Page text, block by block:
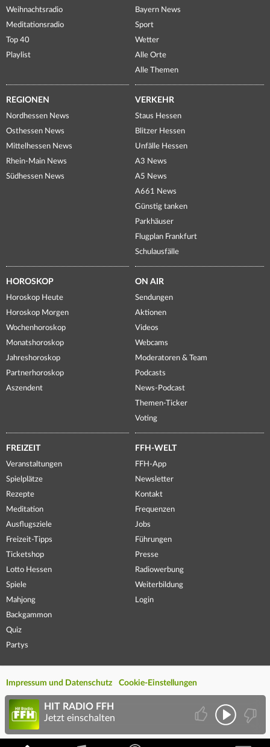
Weihnachtsradio
Meditationsradio
Top 40
Playlist
Bayern News
Sport
Wetter
Alle Orte
Alle Themen
REGIONEN
Nordhessen News
Osthessen News
Mittelhessen News
Rhein-Main News
Südhessen News
VERKEHR
Staus Hessen
Blitzer Hessen
Unfälle Hessen
A3 News
A5 News
A661 News
Günstig tanken
Parkhäuser
Flugplan Frankfurt
Schulausfälle
HOROSKOP
Horoskop Heute
Horoskop Morgen
Wochenhoroskop
Monatshoroskop
Jahreshoroskop
Partnerhoroskop
Aszendent
ON AIR
Sendungen
Aktionen
Videos
Webcams
Moderatoren & Team
Podcasts
News-Podcast
Themen-Ticker
Voting
FREIZEIT
Veranstaltungen
Spielplätze
Rezepte
Meditation
Ausflugsziele
Freizeit-Tipps
Ticketshop
Lotto Hessen
Spiele
Mahjong
Backgammon
Quiz
Partys
FFH-WELT
FFH-App
Newsletter
Kontakt
Frequenzen
Jobs
Führungen
Presse
Radiowerbung
Weiterbildung
Login
Impressum und Datenschutz Cookie-Einstellungen
HIT RADIO FFH
Jetzt einschalten